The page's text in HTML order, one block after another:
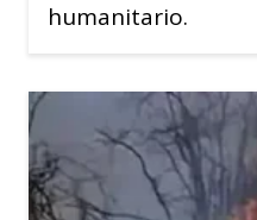
humanitario.